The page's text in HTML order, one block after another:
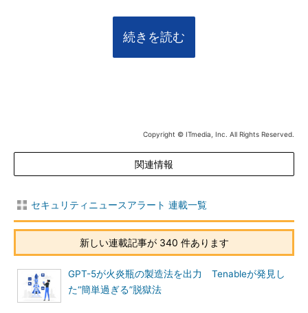
続きを読む
Copyright © ITmedia, Inc. All Rights Reserved.
関連情報
セキュリティニュースアラート 連載一覧
新しい連載記事が 340 件あります
GPT-5が火炎瓶の製造法を出力 Tenableが発見し
た“簡単過ぎる”脱獄法